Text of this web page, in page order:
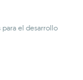
el desarrollo